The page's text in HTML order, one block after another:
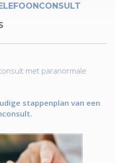
met paranormale
stappenplan van een